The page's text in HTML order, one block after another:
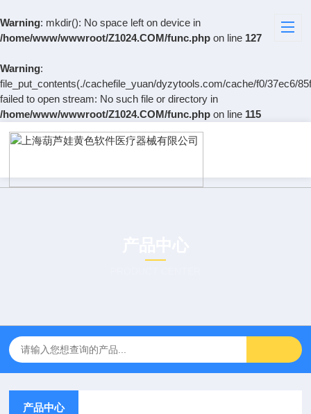
Warning: mkdir(): No space left on device in
/home/www/wwwroot/Z1024.COM/func.php on line 127
Warning:
file_put_contents(./cachefile_yuan/dyzytools.com/cache/f0/37ec6/
failed to open stream: No such file or directory in
/home/www/wwwroot/Z1024.COM/func.php on line 115
产品中心